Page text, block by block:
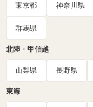
東京都 神奈川県
群馬県
北陸・甲信越
山梨県 長野県
東海